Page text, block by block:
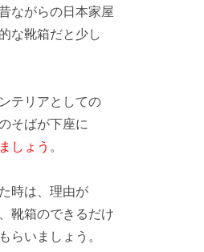
ながらの日本家屋
な靴箱だと少し
テリアとしての
そばが下座に
しょう 。
時は、理由が
靴箱のできるだけ
らいましょう。